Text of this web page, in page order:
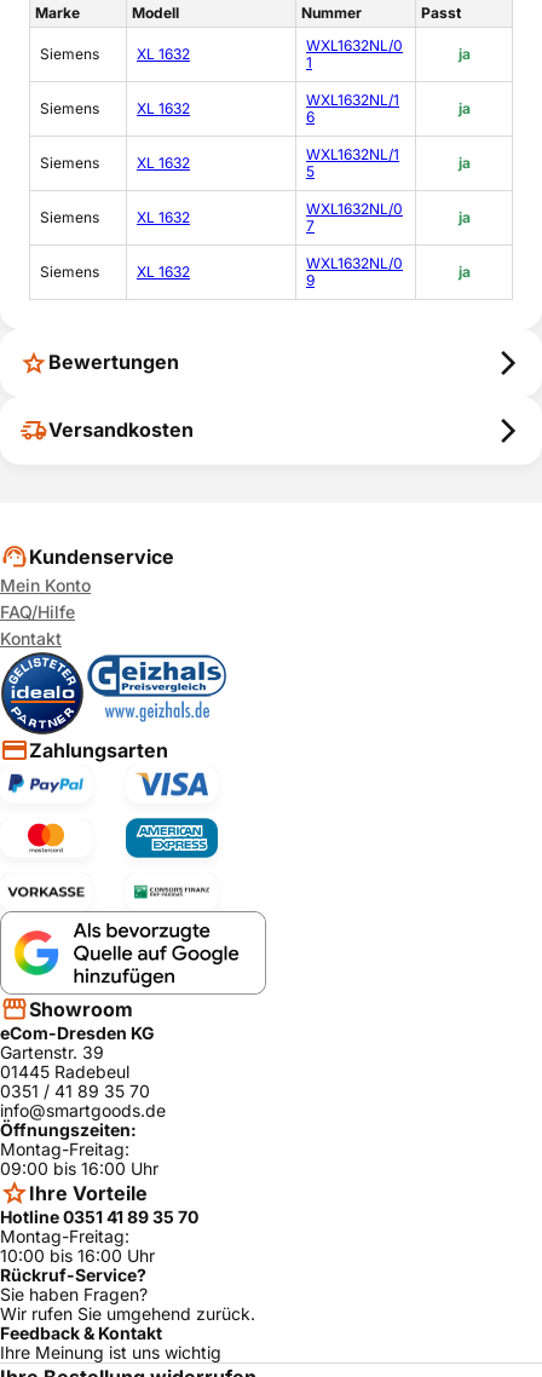
Marke Modell Nummer Passt
Siemens XL 1632
WXL1632NL/0
1
ja
Siemens XL 1632
WXL1632NL/1
6
ja
Siemens XL 1632
WXL1632NL/1
5
ja
Siemens XL 1632
WXL1632NL/0
7
ja
Siemens XL 1632
WXL1632NL/0
9
ja
Bewertungen
Versandkosten
Kundenservice
Mein Konto
FAQ/Hilfe
Kontakt
Zahlungsarten
Showroom
eCom-Dresden KG
Gartenstr. 39
01445 Radebeul
0351 / 41 89 35 70
info@smartgoods.de
Öffnungszeiten:
Montag-Freitag:
09:00 bis 16:00 Uhr
Ihre Vorteile
Hotline 0351 41 89 35 70
Montag-Freitag:
10:00 bis 16:00 Uhr
Rückruf-Service?
Sie haben Fragen?
Wir rufen Sie umgehend zurück.
Feedback & Kontakt
Ihre Meinung ist uns wichtig